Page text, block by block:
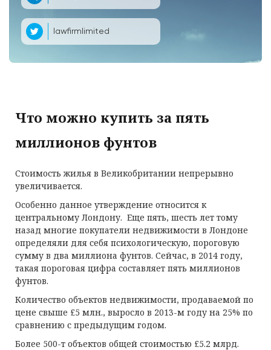
lawfirmlimited
Что можно купить за пять
миллионов фунтов
Стоимость жилья в Великобритании непрерывно
увеличивается.
Особенно данное утверждение относится к
центральному Лондону. Еще пять, шесть лет тому
назад многие покупатели недвижимости в Лондоне
определяли для себя психологическую, пороговую
сумму в два миллиона фунтов. Сейчас, в 2014 году,
такая пороговая цифра составляет пять миллионов
фунтов.
Количество объектов недвижимости, продаваемой по
цене свыше £5 млн., выросло в 2013-м году на 25% по
сравнению с предыдущим годом.
Более 500-т объектов общей стоимостью £5.2 млрд.